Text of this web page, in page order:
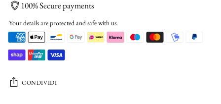
100% Secure payments
Your details are protected and safe with us.
CONDIVIDI